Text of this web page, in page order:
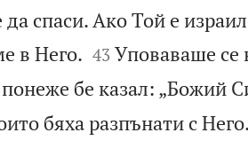
спаси. Ако Той е
в Него.
43 Уповаваше се
бе казал: „Божий
бяха разпънати с Него.